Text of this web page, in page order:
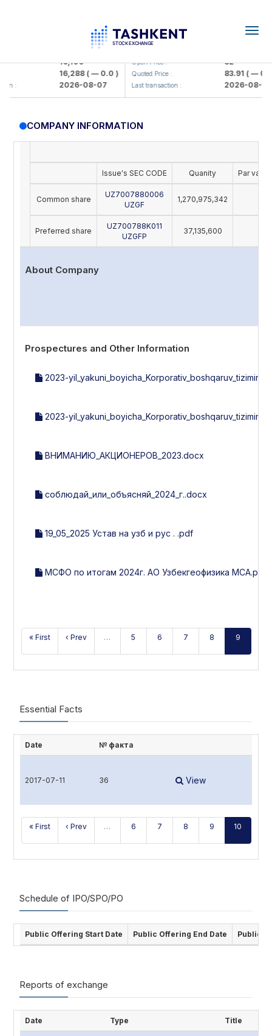
16,100
16,288( — 0.0 )
: 2026-08-07
KFSK (<Kafolat sug'urta
Open Price : 82
Quoted Price : 83.91( — 0.0
Last transaction : 2026-08-07
COMPANY INFORMATION
Issue's SEC CODE Quanity Par value
Common share
UZ7007880006
UZGF
1,270,975,342
Preferred share
UZ700788K011
UZGFP
37,135,600
About Company
Prospectures and Other Information
2023-
2023-
ВНИМАНИЮ_АКЦИОНЕРОВ_2023.docx
соблюдай_или_объясняй_2024_г..docx
19_05_2025 Устав на узб и рус . .pdf
МСФО по итогам 2024г. АО Узбекгеофизика МСА.pdf
« First ‹ Prev … 5 6 7 8 9
Essential Facts
Date № факта
2017-07-11 36 View
« First ‹ Prev … 6 7 8 9 10
Schedule of IPO/SPO/PO
Public Offering Start Date Public Offering End Date Public
Reports of exchange
Date Type Title